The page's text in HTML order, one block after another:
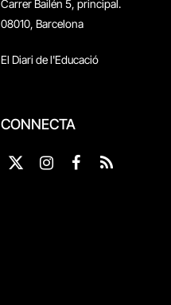
Carrer Bailén 5, principal.
08010, Barcelona
El Diari de l'Educació
CONNECTA
X
Instagram
Facebook
RSS